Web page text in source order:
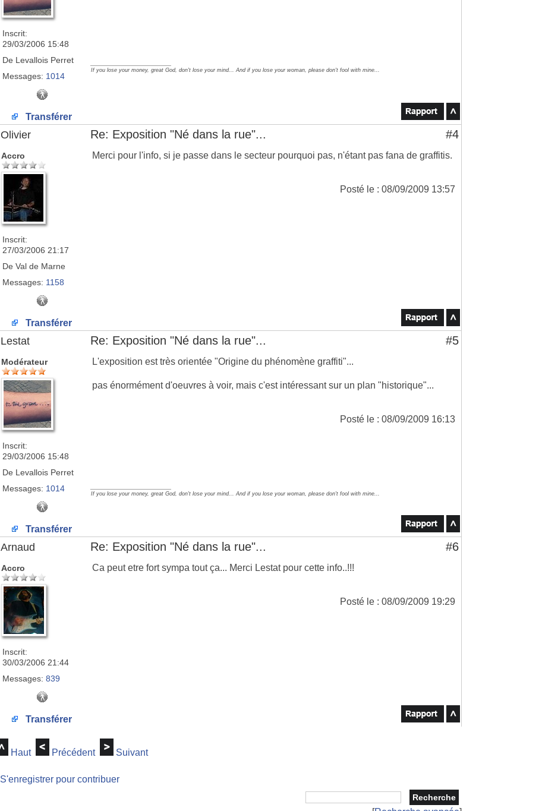
Inscrit:
29/03/2006 15:48
De Levallois Perret
Messages: 1014
If you lose your money, great God, don't lose your mind... And if you lose your woman, please don't fool with mine...
Transférer
Olivier Re: Exposition "Né dans la rue"... #4
Accro
Inscrit:
27/03/2006 21:17
De Val de Marne
Messages: 1158
Merci pour l'info, si je passe dans le secteur pourquoi pas, n'étant pas fana de graffitis.
Posté le : 08/09/2009 13:57
Transférer
Lestat Re: Exposition "Né dans la rue"... #5
Modérateur
Inscrit:
29/03/2006 15:48
De Levallois Perret
Messages: 1014
L'exposition est très orientée "Origine du phénomène graffiti"...
pas énormément d'oeuvres à voir, mais c'est intéressant sur un plan "historique"...
Posté le : 08/09/2009 16:13
If you lose your money, great God, don't lose your mind... And if you lose your woman, please don't fool with mine...
Transférer
Arnaud Re: Exposition "Né dans la rue"... #6
Accro
Inscrit:
30/03/2006 21:44
Messages: 839
Ca peut etre fort sympa tout ça... Merci Lestat pour cette info..!!!
Posté le : 08/09/2009 19:29
Transférer
Haut Précédent Suivant
S'enregistrer pour contribuer